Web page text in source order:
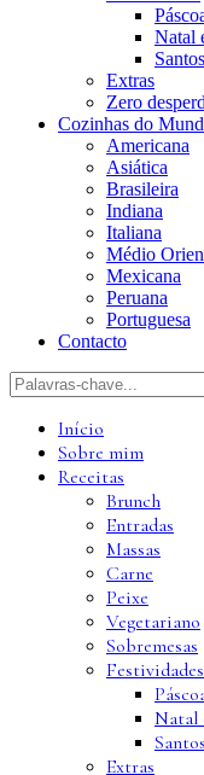
Natal
Extras
Zero
Cozinhas do
Americana
Asiática
Brasileira
Indiana
Italiana
Médio
Mexicana
Peruana
Portuguesa
Contacto
Início
Sobre mim
Receitas
Brunch
Entradas
Massas
Carne
Peixe
Vegetariano
Sobremesas
Festividades
Natal
Extras